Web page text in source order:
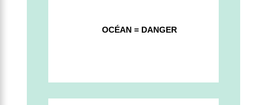
OCÉAN = DANGER